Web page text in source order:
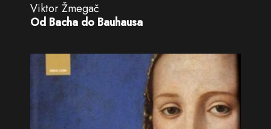
Viktor Žmegač
Od Bacha do Bauhausa